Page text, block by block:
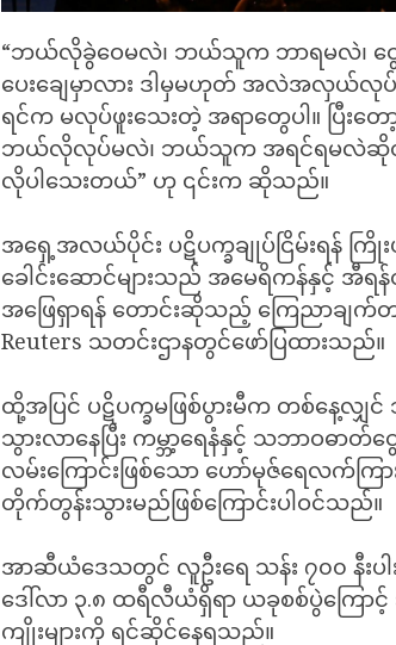
“ဘယ်လိုခွဲဝေမလဲ၊ ဘယ်သူက ဘာရမလဲ၊ ငွ
ပေးချေမှာလား ဒါမှမဟုတ် အလဲအလှယ်လု
ရင်က မလုပ်ဖူးသေးတဲ့ အရာတွေပါ။ ပြီး
ဘယ်လိုလုပ်မလဲ၊ ဘယ်သူက အရင်ရမလဲဆိုတဲ့
လိုပါသေးတယ်” ဟု ၎င်းက ဆိုသည်။
အရှေ့အလယ်ပိုင်း ပဋိပက္ခချုပ်ငြိမ်းရန် ကြို
ခေါင်းဆောင်များသည် အမေရိကန်နှင့် အီရ
အဖြေရှာရန် တောင်းဆိုသည့် ကြေညာချက်
Reuters သတင်းဌာနတွင်ဖော်ပြထားသည်။
ထို့အပြင် ပဋိပက္ခမဖြစ်ပွားမီက တစ်နေ့လျှင်
သွားလာနေပြီး ကမ္ဘာ့ရေနံနှင့် သဘာဝဓာတ်ငွ
လမ်းကြောင်းဖြစ်သော ဟော်မုဇ်ရေလက်က
တိုက်တွန်းသွားမည်ဖြစ်ကြောင်းပါဝင်သည်။
အာဆီယံဒေသတွင် လူဦးရေ သန်း ၇၀၀ နီးပါးရှိ
ဒေါ်လာ ၃.၈ ထရီလီယံရှိရာ ယခုစစ်ပွဲကြေ
ကျိုးများကို ရင်ဆိုင်နေရသည်။